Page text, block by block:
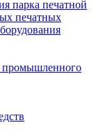
парка печатной
печатных